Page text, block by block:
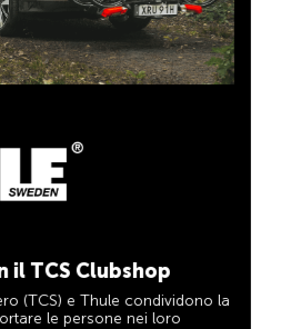
il TCS Clubshop
(TCS) e Thule condividono la
le persone nei loro
è allo stesso tempo carta
e carta vantaggi, ed è
al mio fianco